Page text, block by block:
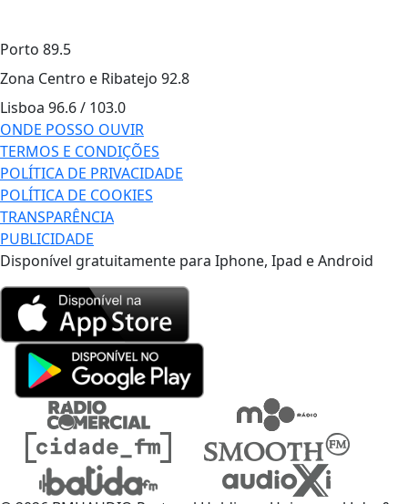
Porto 89.5
Zona Centro e Ribatejo 92.8
Lisboa 96.6 / 103.0
ONDE POSSO OUVIR
TERMOS E CONDIÇÕES
POLÍTICA DE PRIVACIDADE
POLÍTICA DE COOKIES
TRANSPARÊNCIA
PUBLICIDADE
Disponível gratuitamente para Iphone, Ipad e Android